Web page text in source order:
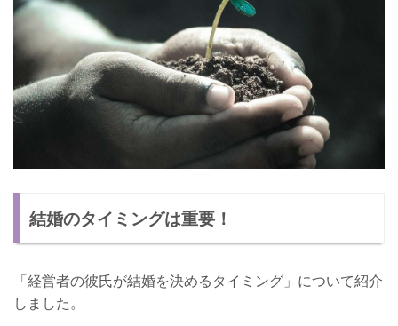
結婚のタイミングは重要！
「経営者の彼氏が結婚を決めるタイミング」について紹介
しました。